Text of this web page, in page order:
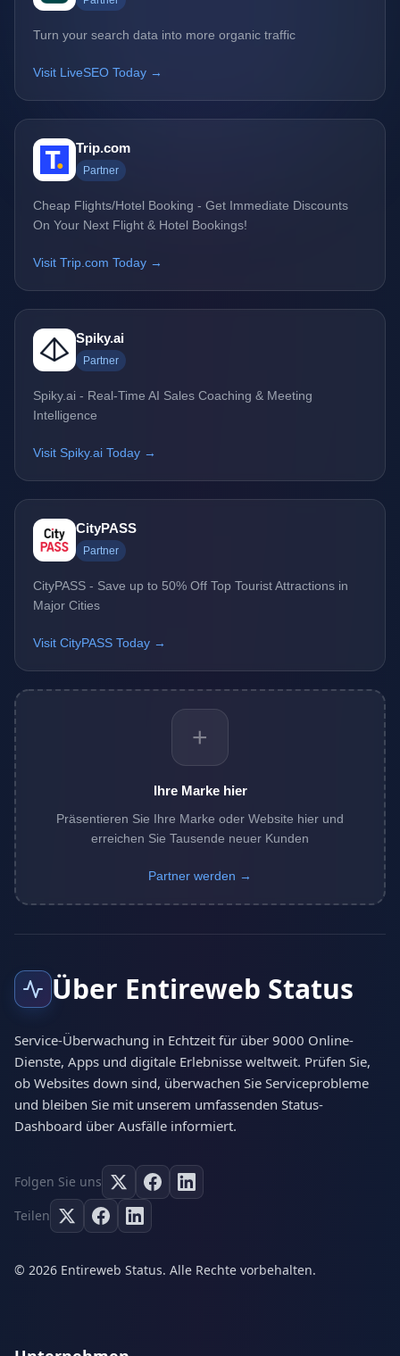
Turn your search data into more organic traffic
Visit LiveSEO Today →
Trip.com
Partner
Cheap Flights/Hotel Booking - Get Immediate Discounts
On Your Next Flight & Hotel Bookings!
Visit Trip.com Today →
Spiky.ai
Partner
Spiky.ai - Real-Time AI Sales Coaching & Meeting
Intelligence
Visit Spiky.ai Today →
CityPASS
Partner
CityPASS - Save up to 50% Off Top Tourist Attractions in
Major Cities
Visit CityPASS Today →
+
Ihre Marke hier
Präsentieren Sie Ihre Marke oder Website hier und
erreichen Sie Tausende neuer Kunden
Partner werden →
Über Entireweb Status
Service-Überwachung in Echtzeit für über 9000 Online-
Dienste, Apps und digitale Erlebnisse weltweit. Prüfen Sie,
ob Websites down sind, überwachen Sie Serviceprobleme
und bleiben Sie mit unserem umfassenden Status-
Dashboard über Ausfälle informiert.
Folgen Sie uns
Teilen
© 2026 Entireweb Status. Alle Rechte vorbehalten.